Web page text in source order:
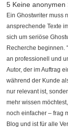
5 Keine
Ein Ghostwriter muss
ansprechende Texte
sich um seriöse
Recherche beginnen.
an professionell und
Autor, der im Auftrag
während der Kunde
nur relevant ist,
mehr wissen
noch einfacher – frag
Blog und ist für alle